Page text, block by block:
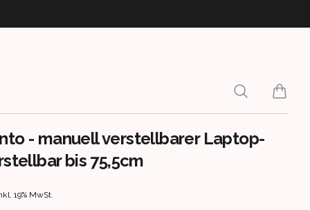
Search
items
- manuell verstellbarer Laptop-
bis 75,5cm
19% MwSt.